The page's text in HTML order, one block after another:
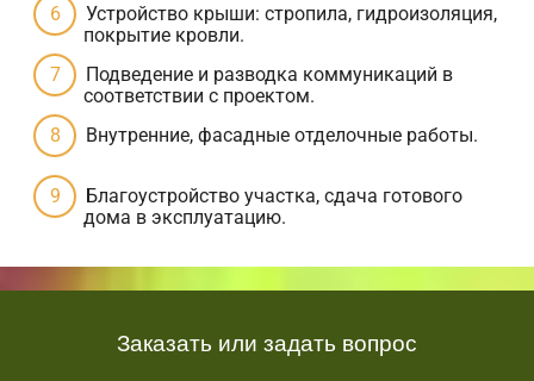
Устройство крыши: стропила, гидроизоляция,
покрытие кровли.
Подведение и разводка коммуникаций в
соответствии с проектом.
Внутренние, фасадные отделочные работы.
Благоустройство участка, сдача готового
дома в эксплуатацию.
Заказать или задать вопрос